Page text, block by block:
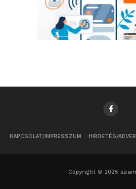
KAPCSOLAT/IMPRESSZUM HIRDETÉS/
Copyright © 2025